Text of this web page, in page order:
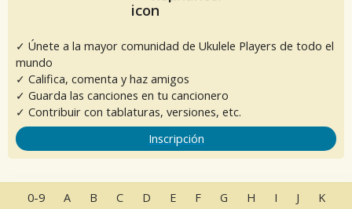
✓ Únete a la mayor comunidad de Ukulele Players de todo el
mundo
✓ Califica, comenta y haz amigos
✓ Guarda las canciones en tu cancionero
✓ Contribuir con tablaturas, versiones, etc.
Inscripción
0-9 A B C D E F G H I J K